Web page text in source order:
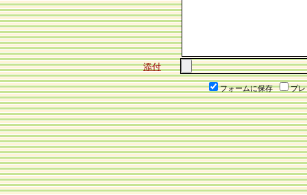
添付
フォームに保存 プレ